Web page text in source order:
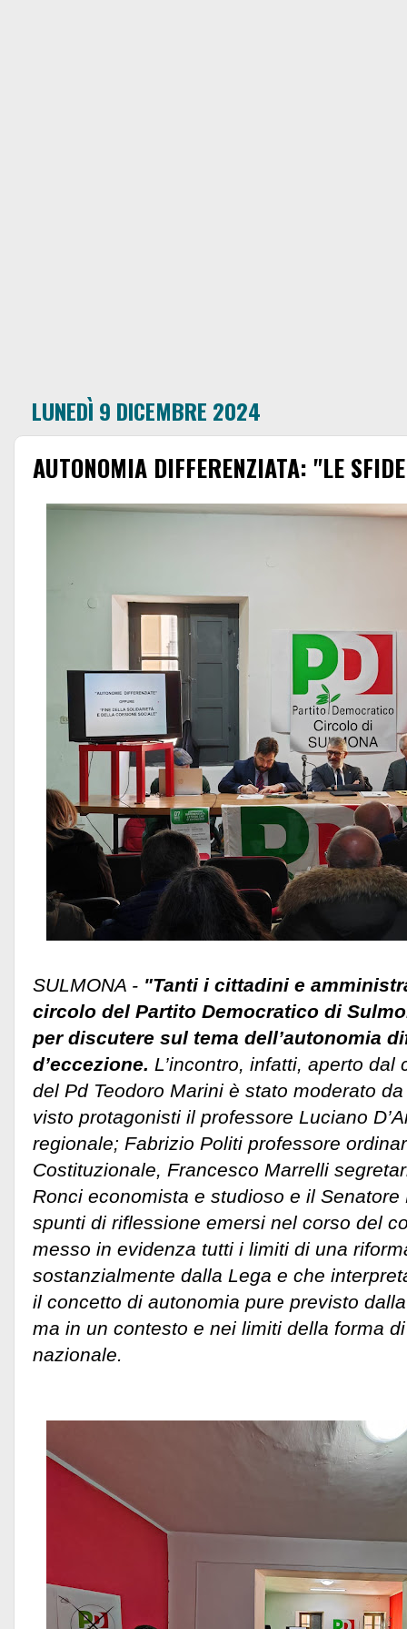
LUNEDÌ 9 DICEMBRE 2024
AUTONOMIA DIFFERENZIATA: "LE
SULMONA - "Tanti i cittadini e
circolo del Partito Democratico di
per discutere sul tema dell’autonomia
d’eccezione. L’incontro, infatti, aperto dal
del Pd Teodoro Marini è stato moderato
visto protagonisti il professore Luciano
regionale; Fabrizio Politi professore
Costituzionale, Francesco Marrelli
Ronci economista e studioso e il Senatore
spunti di riflessione emersi nel corso del
messo in evidenza tutti i limiti di una
sostanzialmente dalla Lega e che
il concetto di autonomia pure previsto
ma in un contesto e nei limiti della forma
nazionale.